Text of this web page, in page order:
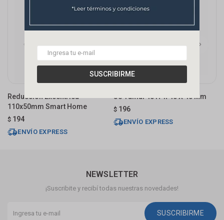
SUSCRIBIRME
Reducción Excéntrica
110x50mm Smart Home
$ 194
ENVÍO EXPRESS
Je-ramal 45 H-h 40 X 40 Mm
$ 196
ENVÍO EXPRESS
NEWSLETTER
¡Suscribite y recibí todas nuestras novedades!
SUSCRIBIRME